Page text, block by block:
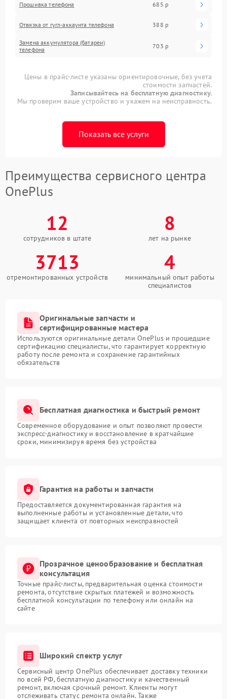
Прошивка телефона 685 р
Отвязка от гугл-аккаунта телефона 388 р
Замена аккумулятора (батареи)
телефона
703 р
Цены в прайс-листе указаны ориентировочные, без учета
стоимости запчастей.
Записывайтесь на бесплатную диагностику.
Мы проверим ваше устройство и укажем на неисправность.
Показать все услуги
Преимущества сервисного центра
OnePlus
12
сотрудников в штате
8
лет на рынке
3713
отремонтированных устройств
4
минимальный опыт работы
специалистов
Оригинальные запчасти и
сертифицированные мастера
Используются оригинальные детали OnePlus и прошедшие
сертификацию специалисты, что гарантирует корректную
работу после ремонта и сохранение гарантийных
обязательств
Бесплатная диагностика и быстрый ремонт
Современное оборудование и опыт позволяют провести
экспресс-диагностику и восстановление в кратчайшие
сроки, минимизируя время без устройства
Гарантия на работы и запчасти
Предоставляется документированная гарантия на
выполненные работы и установленные детали, что
защищает клиента от повторных неисправностей
Прозрачное ценообразование и бесплатная
консультация
Точные прайс-листы, предварительная оценка стоимости
ремонта, отсутствие скрытых платежей и возможность
бесплатной консультации по телефону или онлайн на
сайте
Широкий спектр услуг
Сервисный центр OnePlus обеспечивает доставку техники
по всей РФ, бесплатную диагностику и качественный
ремонт, включая срочный ремонт. Клиенты могут
отслеживать статус ремонта онлайн. Также